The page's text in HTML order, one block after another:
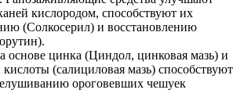
кислородом, способствуют их
(Солкосерил) и восстановлению
основе цинка (Циндол, цинковая мазь) и
(салициловая мазь) способствуют
ороговевших чешуек